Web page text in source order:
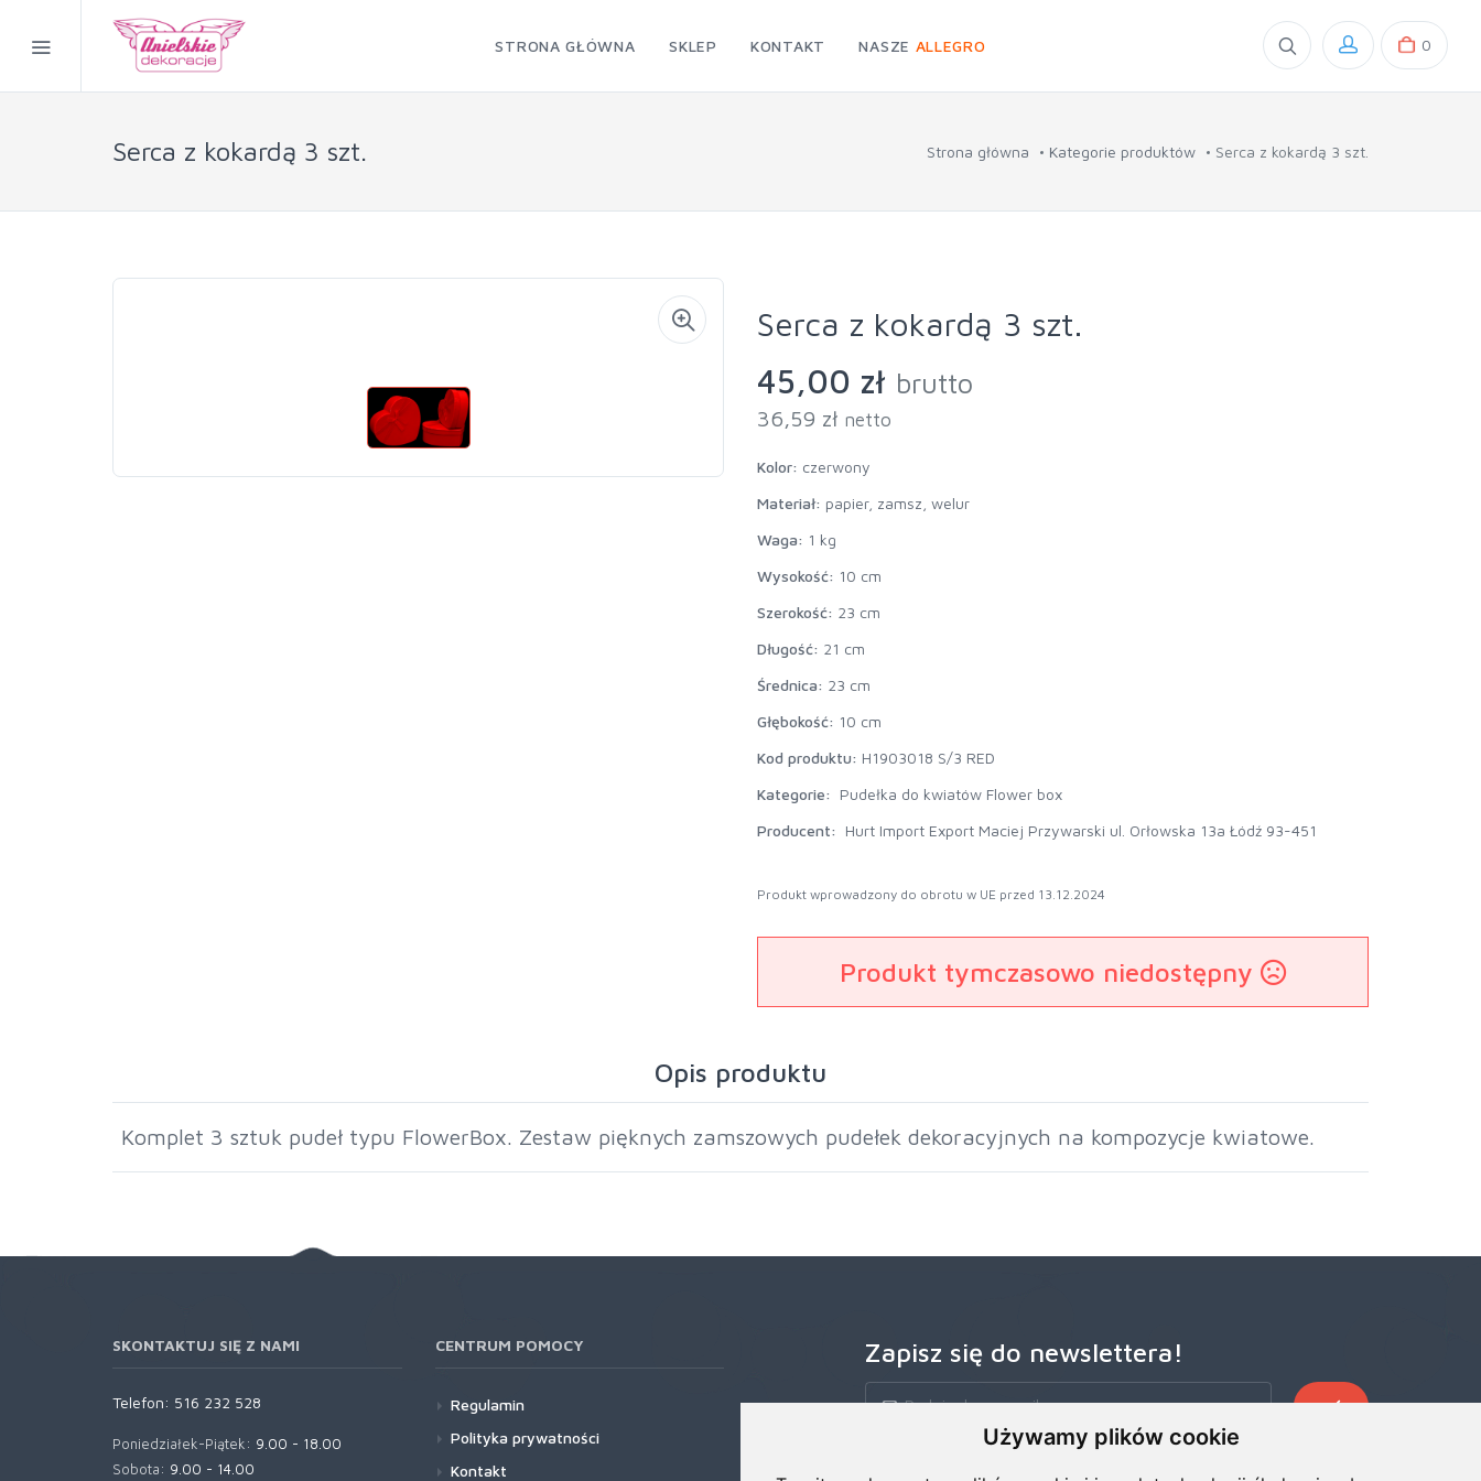
Używamy plików cookie
STRONA GŁÓWNA SKLEP KONTAKT NASZE ALLEGRO 0
Serca z kokardą 3 szt. Strona główna Kategorie produktów Serca z kokardą 3 szt.
Serca z kokardą 3 szt.
45,00 zł brutto
36,59 zł netto
Kolor: czerwony
Materiał: papier, zamsz, welur
Waga: 1 kg
Wysokość: 10 cm
Szerokość: 23 cm
Długość: 21 cm
Średnica: 23 cm
Głębokość: 10 cm
Kod produktu: H1903018 S/3 RED
Kategorie:
Pudełka do kwiatów Flower box
Producent:
Hurt Import Export Maciej Przywarski ul. Orłowska 13a Łódź 93-451
Produkt wprowadzony do obrotu w UE przed 13.12.2024
Produkt tymczasowo niedostępny
Opis produktu
Komplet 3 sztuk pudeł typu FlowerBox. Zestaw pięknych zamszowych pudełek dekoracyjnych na kompozycje kwiatowe.
SKONTAKTUJ SIĘ Z NAMI
Telefon: 516 232 528
Poniedziałek-Piątek: 9.00 - 18.00
Sobota: 9.00 - 14.00
CENTRUM POMOCY
Regulamin
Polityka prywatności
Kontakt
Zapisz się do newslettera!
Zapisz się do naszego Newslettera, aby otrzymywać wczesne oferty